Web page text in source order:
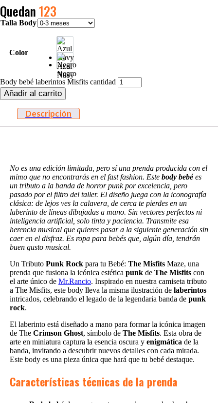
Quedan 123
Talla Body
Color
Azul
Navy
Negro
Body bebé laberintos Misfits cantidad
Añadir al carrito
Descripción
No es una edición limitada, pero sí una prenda producida con el
mimo que no encontrarás en el fast fashion. Este body bebées
un tributo a la banda de horror punk por excelencia, pero
pasado por el filtro del taller. El diseño juega con la iconografía
clásica: de lejos ves la calavera, de cerca te pierdes en un
laberinto de líneas dibujadas a mano. Sin vectores perfectos ni
inteligencia artificial, solo tinta y paciencia. Transmite esa
herencia musical que quieres pasar a la siguiente generación sin
caer en el disfraz. Es ropa para bebés que, algún día, tendrán
buen gusto musical.
Un Tributo Punk Rock para tu Bebé: The Misfits Maze, una
prenda que fusiona la icónica estética punk de The Misfits con
el arte único de Mr.Rancio. Inspirado en nuestra camiseta tributo
a The Misfits, este body lleva la misma ilustración de laberintos
intricados, celebrando el legado de la legendaria banda de punk
rock.
El laberinto está diseñado a mano para formar la icónica imagen
de The Crimson Ghost, símbolo de The Misfits. Esta obra de
arte en miniatura captura la esencia oscura y enigmática de la
banda, invitando a descubrir nuevos detalles con cada mirada.
Este body es una pieza única que hará que tu bebé destaque.
Características técnicas de la prenda